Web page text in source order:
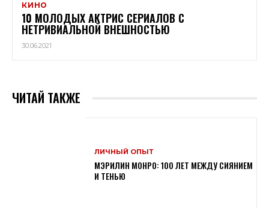
КИНО
10 МОЛОДЫХ АКТРИС СЕРИАЛОВ С
НЕТРИВИАЛЬНОЙ ВНЕШНОСТЬЮ
30.06.2021
ЧИТАЙ ТАКЖЕ
ЛИЧНЫЙ ОПЫТ
МЭРИЛИН МОНРО: 100 ЛЕТ МЕЖДУ СИЯНИЕМ
И ТЕНЬЮ